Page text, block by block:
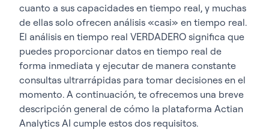
cuanto a sus capacidades en tiempo real, y muchas
de ellas solo ofrecen análisis «casi» en tiempo real.
El análisis en tiempo real VERDADERO significa que
puedes proporcionar datos en tiempo real de
forma inmediata y ejecutar de manera constante
consultas ultrarrápidas para tomar decisiones en el
momento. A continuación, te ofrecemos una breve
descripción general de cómo la plataforma Actian
Analytics AI cumple estos dos requisitos.